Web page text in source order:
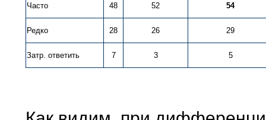
Часто 48 52 54
Редко 28 26 29
Затр. ответить 7 3 5